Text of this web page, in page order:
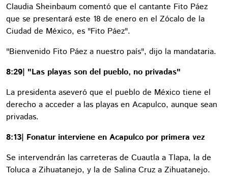
Claudia Sheinbaum comentó que el cantante Fito Páez
que se presentará este 18 de enero en el Zócalo de la
Ciudad de México, es "Fito Páez".
"Bienvenido Fito Páez a nuestro país", dijo la mandataria.
8:29| "Las playas son del pueblo, no privadas"
La presidenta aseveró que el pueblo de México tiene el
derecho a acceder a las playas en Acapulco, aunque sean
privadas.
8:13| Fonatur interviene en Acapulco por primera vez
Se intervendrán las carreteras de Cuautla a Tlapa, la de
Toluca a Zihuatanejo, y la de Salina Cruz a Zihuatanejo.